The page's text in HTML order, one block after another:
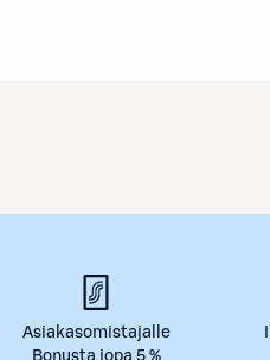
Asiakasomistajalle
Bonusta jopa 5 %